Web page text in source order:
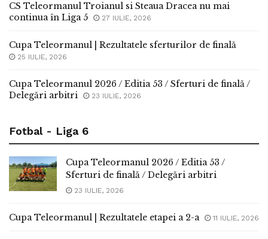
CS Teleormanul Troianul si Steaua Dracea nu mai
continua în Liga 5
27 IULIE, 2026
Cupa Teleormanul | Rezultatele sferturilor de finală
25 IULIE, 2026
Cupa Teleormanul 2026 / Editia 53 / Sferturi de finală /
Delegări arbitri
23 IULIE, 2026
Fotbal - Liga 6
Cupa Teleormanul 2026 / Editia 53 /
Sferturi de finală / Delegări arbitri
23 IULIE, 2026
Cupa Teleormanul | Rezultatele etapei a 2-a 11 IULIE, 2026